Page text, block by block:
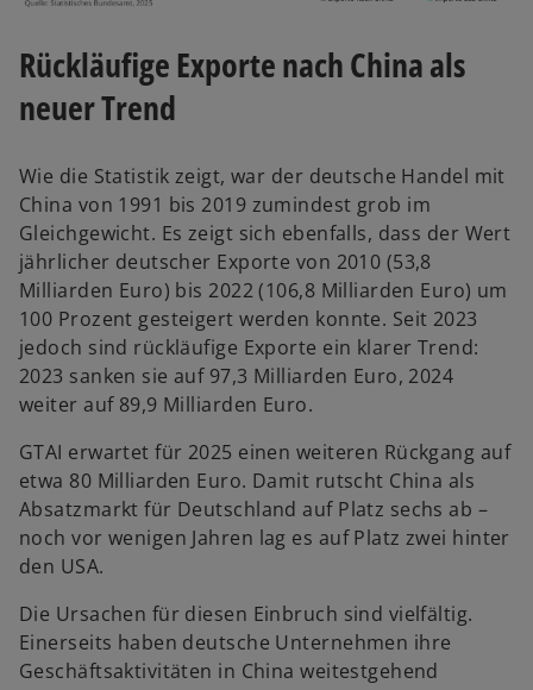
Rückläufige Exporte nach China als
neuer Trend
Wie die Statistik zeigt, war der deutsche Handel mit
China von 1991 bis 2019 zumindest grob im
Gleichgewicht. Es zeigt sich ebenfalls, dass der Wert
jährlicher deutscher Exporte von 2010 (53,8
Milliarden Euro) bis 2022 (106,8 Milliarden Euro) um
100 Prozent gesteigert werden konnte. Seit 2023
jedoch sind rückläufige Exporte ein klarer Trend:
2023 sanken sie auf 97,3 Milliarden Euro, 2024
weiter auf 89,9 Milliarden Euro.
GTAI erwartet für 2025 einen weiteren Rückgang auf
etwa 80 Milliarden Euro. Damit rutscht China als
Absatzmarkt für Deutschland auf Platz sechs ab –
noch vor wenigen Jahren lag es auf Platz zwei hinter
den USA.
Die Ursachen für diesen Einbruch sind vielfältig.
Einerseits haben deutsche Unternehmen ihre
Geschäftsaktivitäten in China weitestgehend